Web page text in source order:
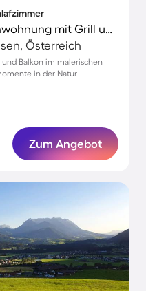
Familienorientierte Ferienwohnung mit Grill und Garten
Österreich
Balkon im malerischen
in der Natur
Zum Angebot